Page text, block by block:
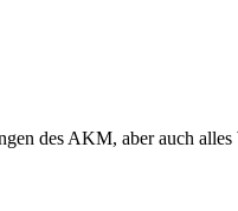
des AKM, aber auch